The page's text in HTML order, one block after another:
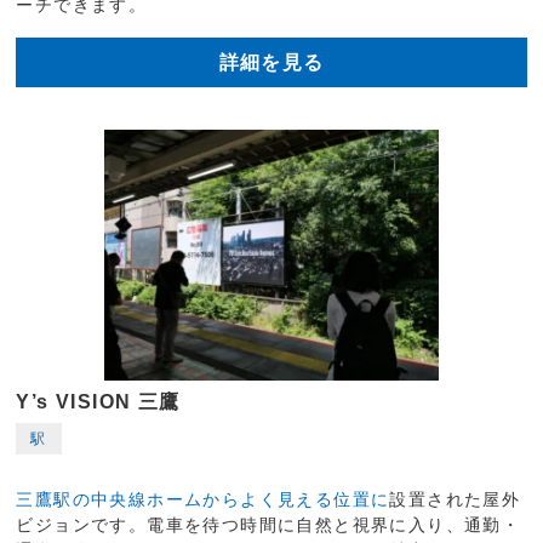
ーチできます。
詳細を見る
Y’s VISION 三鷹
駅
三鷹駅の中央線ホームからよく見える位置に設置された屋外
ビジョンです。電車を待つ時間に自然と視界に入り、通勤・